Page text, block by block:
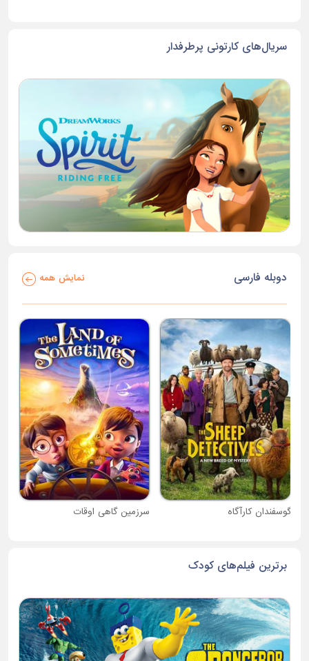
سریال‌های کارتونی پرطرفدار
دوبله فارسی نمایش همه
گوسفندان کارآگاه سرزمین گاهی اوقات
برترین فیلم‌های کودک